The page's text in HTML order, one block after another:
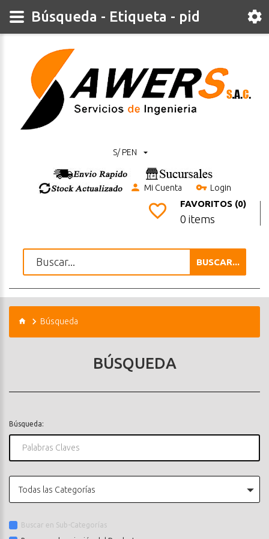
S/ PEN
Mi Cuenta Login
FAVORITOS (0)
0 items
BUSCAR...
Búsqueda
BÚSQUEDA
Búsqueda:
Todas las Categorías
Buscar en Sub-Categorías
Búsqueda - Etiqueta - pid